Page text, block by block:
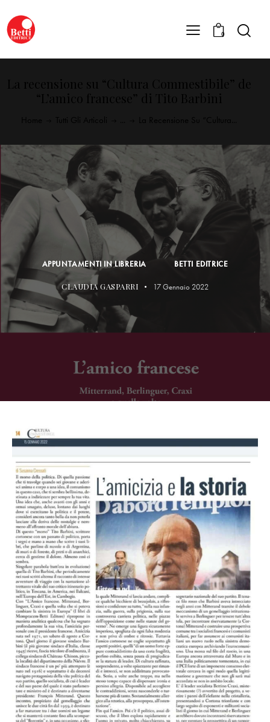
0
APPUNTAMENTI IN LIBRERIA BETTI EDITRICE
CLAUDIA GASPARRI 17 Gennaio 2022